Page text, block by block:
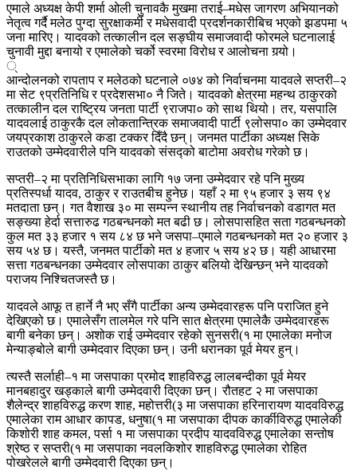
एमाले अध्यक्ष केपी शर्मा ओली चुनावकै मुखमा तराई–मधेस जागरण अभियानको
नेतृत्व गर्दै मलेठ पुग्दा सुरक्षाकर्मी र मधेसवादी प्रदर्शनकारीबिच भएको झडपमा ५
जना मारिए। यादवको तत्कालीन दल सङ्घीय समाजवादी फोरमले घटनालाई
चुनावी मुद्दा बनायो र एमालेको चर्को स्वरमा विरोध र आलोचना गर्‍यो।
्
आन्दोलनको रापताप र मलेठको घटनाले ०७४ को निर्वाचनमा यादवले सप्तरी–२
मा सेट ९प्रतिनिधि र प्रदेशसभा० नै जिते। यादवको क्षेत्रमा महन्थ ठाकुरको
तत्कालीन दल राष्ट्रिय जनता पार्टी ९राजपा० को साथ थियो। तर, यसपालि
यादवलाई ठाकुरकै दल लोकतान्त्रिक समाजवादी पार्टी ९लोसपा० का उम्मेदवार
जयप्रकाश ठाकुरले कडा टक्कर दिँदै छन्। जनमत पार्टीका अध्यक्ष सिके
राउतको उम्मेदवारीले पनि यादवको संसद्को बाटोमा अवरोध गरेको छ।
सप्तरी–२ मा प्रतिनिधिसभाका लागि १७ जना उम्मेदवार रहे पनि मुख्य
प्रतिस्पर्धा यादव, ठाकुर र राउतबीच हुनेछ। यहाँ २ मा ९५ हजार ३ सय ९४
मतदाता छन्। गत वैशाख ३० मा सम्पन्न स्थानीय तह निर्वाचनको वडागत मत
सङ्ख्या हेर्दा सत्तारुढ गठबन्धनको मत बढी छ। लोसपासहित सता गठबन्धनको
कुल मत ३३ हजार १ सय ८४ छ भने जसपा–एमाले गठबन्धनको मत २० हजार ३
सय ५४ छ। यस्तै, जनमत पार्टीको मत ४ हजार ५ सय ४२ छ। यही आधारमा
सत्ता गठबन्धनका उम्मेदवार लोसपाका ठाकुर बलियो देखिन्छन् भने यादवको
पराजय निश्चितजस्तै छ।
यादवले आफू त हार्ने नै भए सँगै पार्टीका अन्य उम्मेदवारहरू पनि पराजित हुने
देखिएको छ। एमालेसँग तालमेल गरे पनि सात क्षेत्रमा एमालेकै उम्मेदवारहरू
बागी बनेका छन्। अशोक राई उम्मेदवार रहेको सुनसरी(१ मा एमालेका मनोज
मेन्याङ्बोले बागी उम्मेदवार दिएका छन्। उनी धरानका पूर्व मेयर हुन्।
त्यस्तै सर्लाही–१ मा जसपाका प्रमोद शाहविरुद्ध लालबन्दीका पूर्व मेयर
मानबहादुर खड्काले बागी उम्मेदवारी दिएका छन्। रौतहट २ मा जसपाका
शैलेन्द्र शाहविरुद्ध करण शाह, महोत्तरी(३ मा जसपाका हरिनारायण यादवविरुद्ध
एमालेका राम आधार कापड, धनुषा(१ मा जसपाका दीपक कार्कीविरुद्ध एमालेकी
किशोरी शाह कमल, पर्सा १ मा जसपाका प्रदीप यादवविरुद्ध एमालेका सन्तोष
श्रेष्ठ र सप्तरी(१ मा जसपाका नवलकिशोर शाहविरुद्ध एमालेका रोहित
पोखरेलले बागी उम्मेदवारी दिएका छन्।